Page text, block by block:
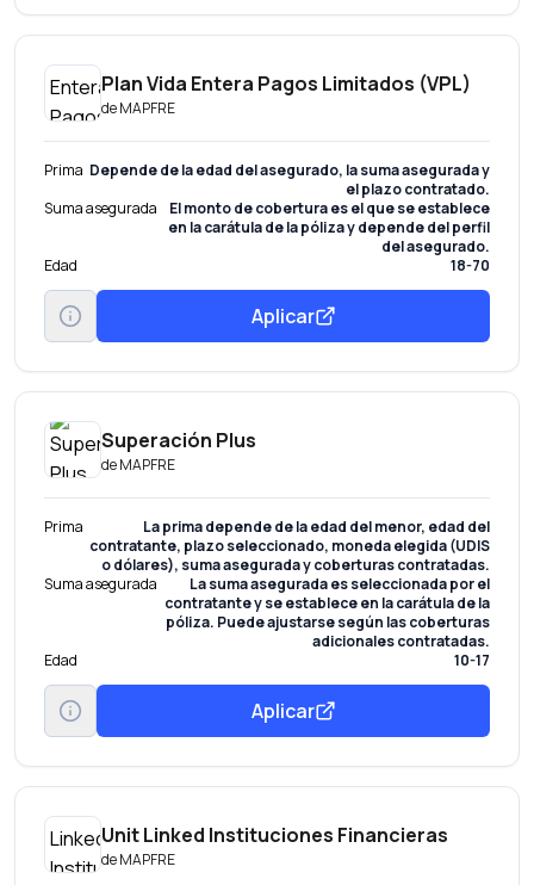
Plan Vida Entera Pagos Limitados (VPL)
deMAPFRE
Prima Depende de la edad del asegurado, la suma asegurada y
el plazo contratado.
Suma asegurada
El monto de cobertura es el que se establece
en la carátula de la póliza y depende del perfil
del asegurado.
Edad
18-70
Aplicar
Superación Plus
deMAPFRE
Prima
La prima depende de la edad del menor, edad del
contratante, plazo seleccionado, moneda elegida (UDIS
o dólares), suma asegurada y coberturas contratadas.
Suma asegurada
La suma asegurada es seleccionada por el
contratante y se establece en la carátula de la
póliza. Puede ajustarse según las coberturas
adicionales contratadas.
Edad
10-17
Aplicar
Unit Linked Instituciones Financieras
deMAPFRE